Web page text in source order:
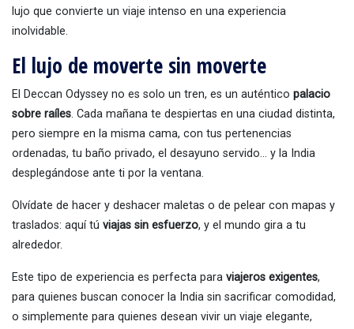
lujo que convierte un viaje intenso en una experiencia
inolvidable.
El lujo de moverte sin moverte
El Deccan Odyssey no es solo un tren, es un auténtico palacio
sobre raíles. Cada mañana te despiertas en una ciudad distinta,
pero siempre en la misma cama, con tus pertenencias
ordenadas, tu baño privado, el desayuno servido… y la India
desplegándose ante ti por la ventana.
Olvídate de hacer y deshacer maletas o de pelear con mapas y
traslados: aquí tú viajas sin esfuerzo, y el mundo gira a tu
alrededor.
Este tipo de experiencia es perfecta para viajeros exigentes,
para quienes buscan conocer la India sin sacrificar comodidad,
o simplemente para quienes desean vivir un viaje elegante,